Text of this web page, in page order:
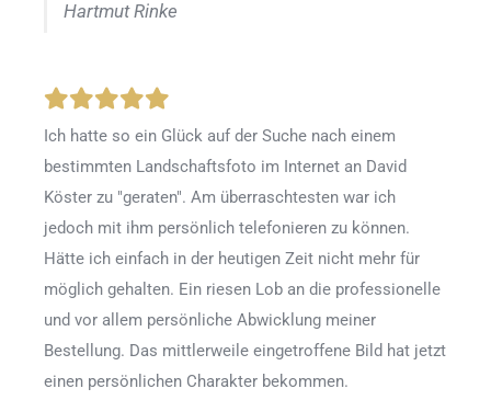
Hartmut Rinke
Ich hatte so ein Glück auf der Suche nach einem
bestimmten Landschaftsfoto im Internet an David
Köster zu "geraten". Am überraschtesten war ich
jedoch mit ihm persönlich telefonieren zu können.
Hätte ich einfach in der heutigen Zeit nicht mehr für
möglich gehalten. Ein riesen Lob an die professionelle
und vor allem persönliche Abwicklung meiner
Bestellung. Das mittlerweile eingetroffene Bild hat jetzt
einen persönlichen Charakter bekommen.